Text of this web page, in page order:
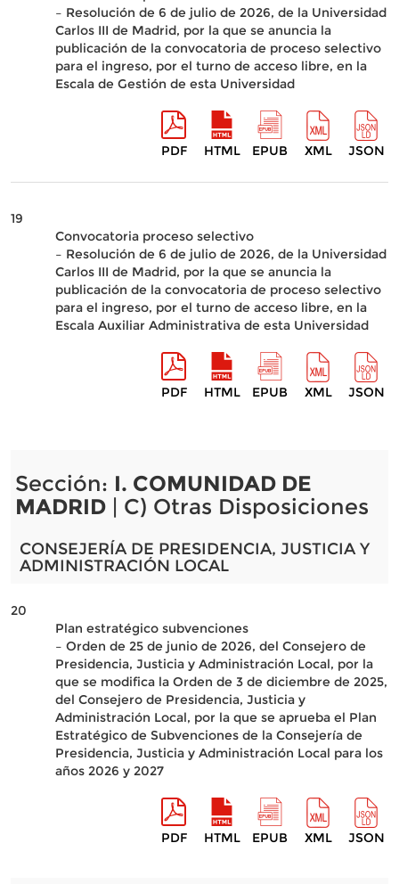
– Resolución de 6 de julio de 2026, de la Universidad
Carlos III de Madrid, por la que se anuncia la
publicación de la convocatoria de proceso selectivo
para el ingreso, por el turno de acceso libre, en la
Escala de Gestión de esta Universidad
PDF HTML EPUB XML JSON
19
Convocatoria proceso selectivo
– Resolución de 6 de julio de 2026, de la Universidad
Carlos III de Madrid, por la que se anuncia la
publicación de la convocatoria de proceso selectivo
para el ingreso, por el turno de acceso libre, en la
Escala Auxiliar Administrativa de esta Universidad
PDF HTML EPUB XML JSON
Sección: I. COMUNIDAD DE
MADRID| C) Otras Disposiciones
CONSEJERÍA DE PRESIDENCIA, JUSTICIA Y
ADMINISTRACIÓN LOCAL
20
Plan estratégico subvenciones
– Orden de 25 de junio de 2026, del Consejero de
Presidencia, Justicia y Administración Local, por la
que se modifica la Orden de 3 de diciembre de 2025,
del Consejero de Presidencia, Justicia y
Administración Local, por la que se aprueba el Plan
Estratégico de Subvenciones de la Consejería de
Presidencia, Justicia y Administración Local para los
años 2026 y 2027
PDF HTML EPUB XML JSON